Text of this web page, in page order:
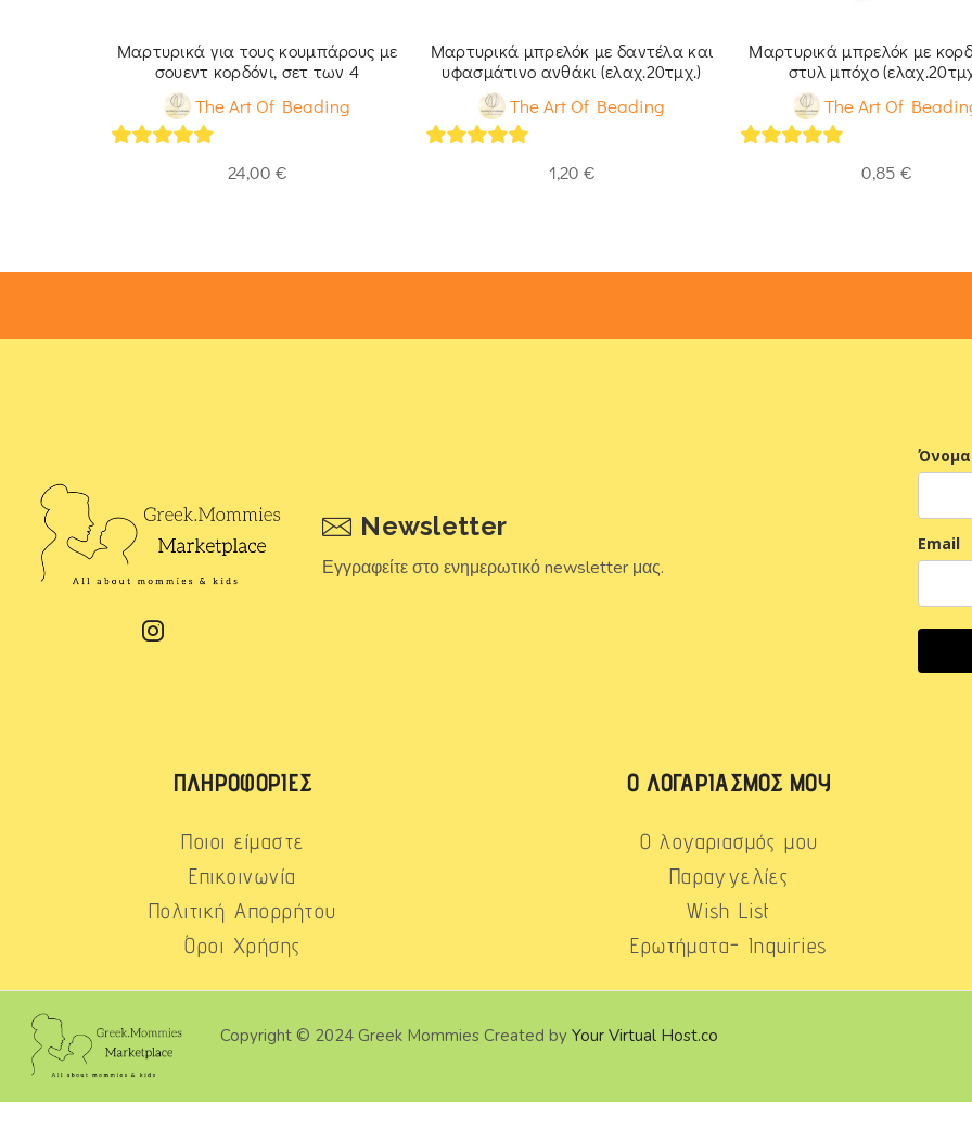
Μαρτυρικά για τους κουμπάρους με
σουεντ κορδόνι, σετ των 4
The Art Of Beading
24,00 €
Μαρτυρικά μπρελόκ με δαντέλα και
υφασμάτινο ανθάκι (ελαχ.20τμχ.)
The Art Of Beading
1,20 €
Μαρτυρικά μπρελόκ με
στυλ μπόχο
The Art Of
0,85 €
Newsletter
Εγγραφείτε στο ενημερωτικό newsletter μας.
Όνομα
Email
ΠΛΗΡΟΦΟΡΊΕΣ
Ποιοι είμαστε
Επικοινωνία
Πολιτική Απορρήτου
Όροι Χρήσης
Ο ΛΟΓΑΡΙΑΣΜΌΣ ΜΟΥ
Ο λογαριασμός μου
Παραγγελίες
Wish List
Ερωτήματα- Inquiries
Copyright © 2024 Greek Mommies Created byYour Virtual Host.co